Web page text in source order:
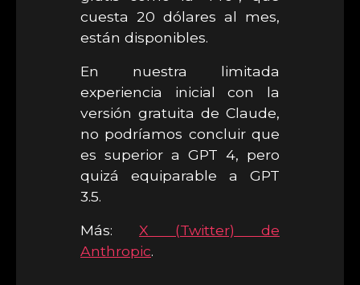
cuesta 20 dólares al mes,
están disponibles.
En nuestra limitada
experiencia inicial con la
versión gratuita de Claude,
no podríamos concluir que
es superior a GPT 4, pero
quizá equiparable a GPT
3.5.
Más: X (Twitter) de
Anthropic.